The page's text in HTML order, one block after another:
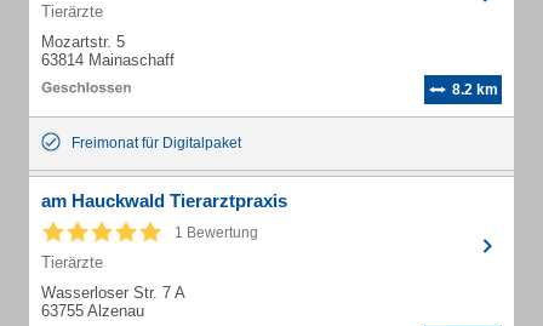
Tierärzte
Mozartstr. 5
63814 Mainaschaff
8.2 km
Freimonat für Digitalpaket
am Hauckwald Tierarztpraxis
1 Bewertung
Tierärzte
Wasserloser Str. 7 A
63755 Alzenau